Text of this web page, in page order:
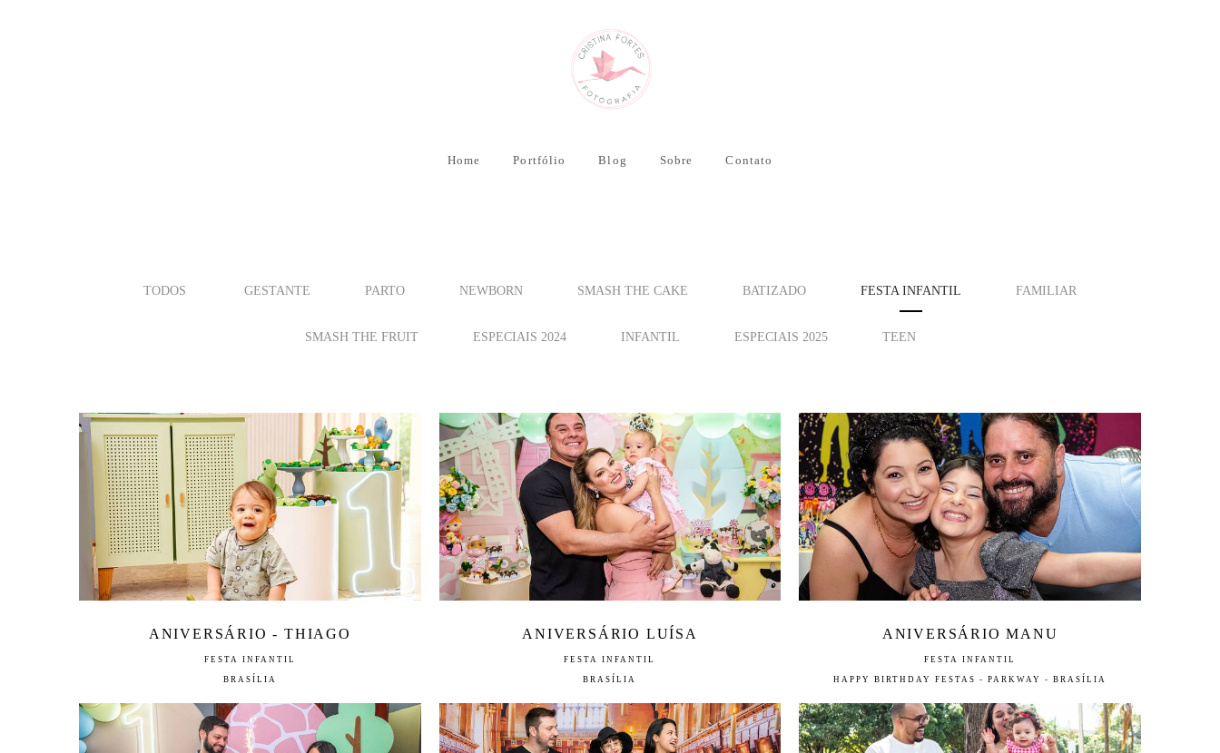
Home Portfólio Blog Sobre Contato
TODOS GESTANTE PARTO NEWBORN SMASH THE CAKE BATIZADO FESTA INFANTIL FAMILIAR
SMASH THE FRUIT ESPECIAIS 2024 INFANTIL ESPECIAIS 2025 TEEN
ANIVERSÁRIO - THIAGO
FESTA INFANTIL
BRASÍLIA
ANIVERSÁRIO LUÍSA
FESTA INFANTIL
BRASÍLIA
ANIVERSÁRIO MANU
FESTA INFANTIL
HAPPY BIRTHDAY FESTAS - PARKWAY - BRASÍLIA